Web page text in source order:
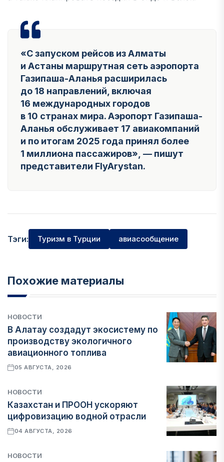
«С запуском рейсов из Алматы
и Астаны маршрутная сеть аэропорта
Газипаша-Аланья расширилась
до 18 направлений, включая
16 международных городов
в 10 странах мира. Аэропорт Газипаша-
Аланья обслуживает 17 авиакомпаний
и по итогам 2025 года принял более
1 миллиона пассажиров», — пишут
представители FlyArystan.
Тэги: Туризм в Турции авиасообщение
Похожие материалы
НОВОСТИ
В Алатау создадут экосистему по
производству экологичного
авиационного топлива
05 АВГУСТА, 2026
НОВОСТИ
Казахстан и ПРООН ускоряют
цифровизацию водной отрасли
04 АВГУСТА, 2026
НОВОСТИ